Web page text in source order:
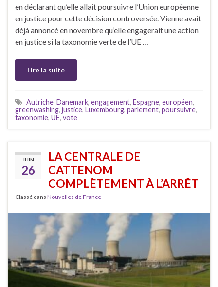
en déclarant qu’elle allait poursuivre l’Union européenne
en justice pour cette décision controversée. Vienne avait
déjà annoncé en novembre qu’elle engagerait une action
en justice si la taxonomie verte de l’UE …
Lire la suite
Autriche, Danemark, engagement, Espagne, européen,
greenwashing, justice, Luxembourg, parlement, poursuivre,
taxonomie, UE, vote
JUIN
26
LA CENTRALE DE
CATTENOM
COMPLÈTEMENT À L’ARRÊT
Classé dans Nouvelles de France